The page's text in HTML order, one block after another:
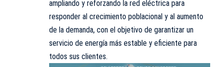
ampliando y reforzando la red eléctrica para
responder al crecimiento poblacional y al aumento
de la demanda, con el objetivo de garantizar un
servicio de energía más estable y eficiente para
todos sus clientes.